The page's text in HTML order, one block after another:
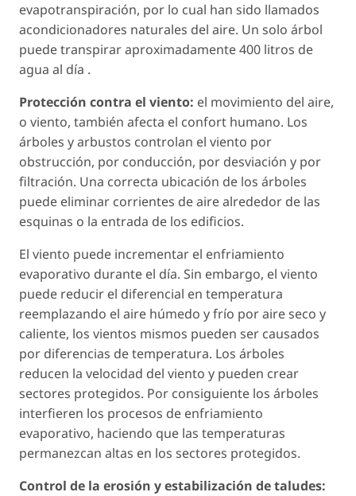
evapotranspiración, por lo cual han sido llamados
acondicionadores naturales del aire. Un solo árbol
puede transpirar aproximadamente 400 litros de
agua al día .
Protección contra el viento: el movimiento del aire,
o viento, también afecta el confort humano. Los
árboles y arbustos controlan el viento por
obstrucción, por conducción, por desviación y por
filtración. Una correcta ubicación de los árboles
puede eliminar corrientes de aire alrededor de las
esquinas o la entrada de los edificios.
El viento puede incrementar el enfriamiento
evaporativo durante el día. Sin embargo, el viento
puede reducir el diferencial en temperatura
reemplazando el aire húmedo y frío por aire seco y
caliente, los vientos mismos pueden ser causados
por diferencias de temperatura. Los árboles
reducen la velocidad del viento y pueden crear
sectores protegidos. Por consiguiente los árboles
interfieren los procesos de enfriamiento
evaporativo, haciendo que las temperaturas
permanezcan altas en los sectores protegidos.
Control de la erosión y estabilización de taludes: